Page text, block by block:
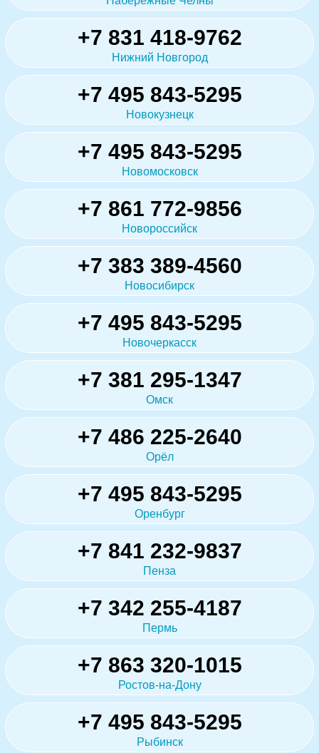
+7 831 418-9762
Нижний Новгород
+7 495 843-5295
Новокузнецк
+7 495 843-5295
Новомосковск
+7 861 772-9856
Новороссийск
+7 383 389-4560
Новосибирск
+7 495 843-5295
Новочеркасск
+7 381 295-1347
Омск
+7 486 225-2640
Орёл
+7 495 843-5295
Оренбург
+7 841 232-9837
Пенза
+7 342 255-4187
Пермь
+7 863 320-1015
Ростов-на-Дону
+7 495 843-5295
Рыбинск